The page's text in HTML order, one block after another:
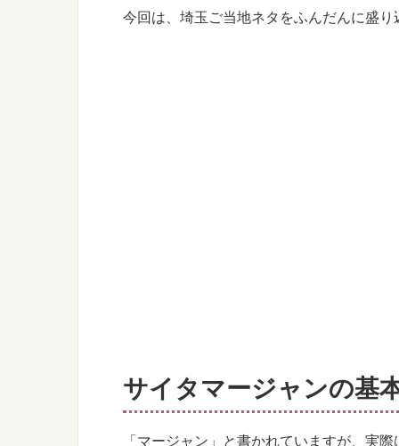
今回は、埼玉ご当地ネタをふんだんに盛
サイタマージャンの基
「マージャン」と書かれていますが、実際